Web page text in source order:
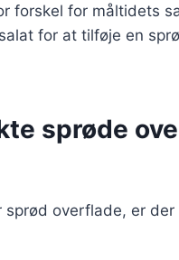
forskel for måltidets
for at tilføje en
sprøde
overflade, er